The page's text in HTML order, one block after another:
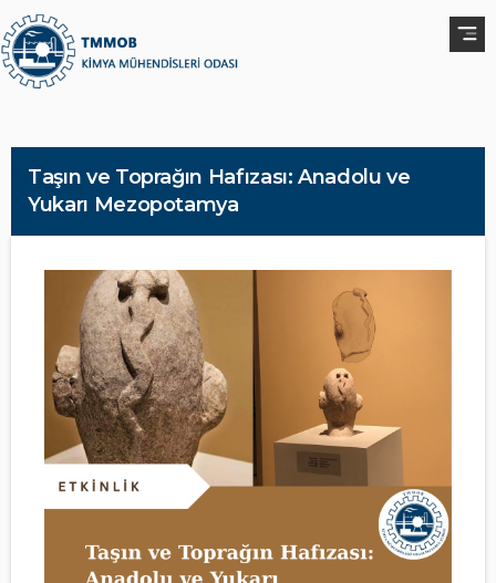
Taşın ve Toprağın Hafızası: Anadolu ve
Yukarı Mezopotamya